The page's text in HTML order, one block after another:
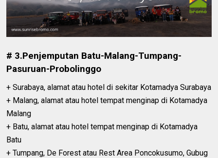
# 3.Penjemputan Batu-Malang-Tumpang-
Pasuruan-Probolinggo
+ Surabaya, alamat atau hotel di sekitar Kotamadya Surabaya
+ Malang, alamat atau hotel tempat menginap di Kotamadya
Malang
+ Batu, alamat atau hotel tempat menginap di Kotamadya
Batu
+ Tumpang, De Forest atau Rest Area Poncokusumo, Gubug